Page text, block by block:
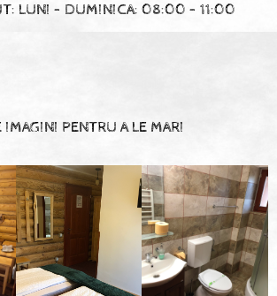
LUNI – DUMINICA: 08:00 – 11:00
IMAGINI PENTRU A LE MARI